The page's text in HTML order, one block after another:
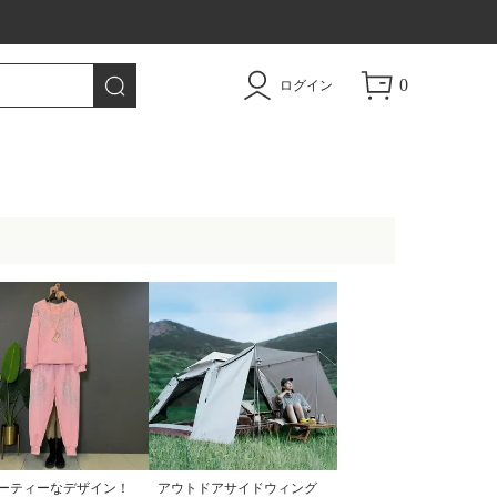
ドア用品|TAO
ログイン 0
ティーなデザイン！ アウトドアサイドウィング